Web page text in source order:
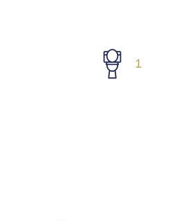
1